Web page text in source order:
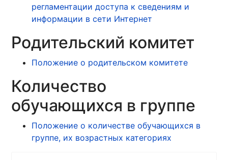
регламентации доступа к сведениям и
информации в сети Интернет
Родительский комитет
Положение о родительском комитете
Количество
обучающихся в группе
Положение о количестве обучающихся в
группе, их возрастных категориях